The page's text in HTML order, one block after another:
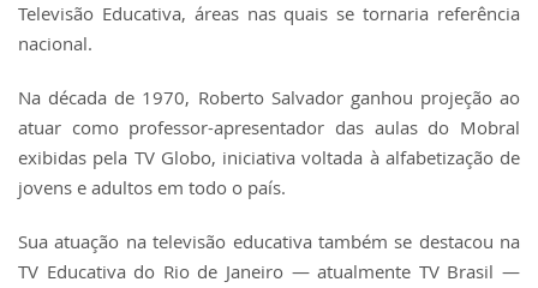
Televisão Educativa, áreas nas quais se tornaria referência
nacional.
Na década de 1970, Roberto Salvador ganhou projeção ao
atuar como professor-apresentador das aulas do Mobral
exibidas pela TV Globo, iniciativa voltada à alfabetização de
jovens e adultos em todo o país.
Sua atuação na televisão educativa também se destacou na
TV Educativa do Rio de Janeiro — atualmente TV Brasil —